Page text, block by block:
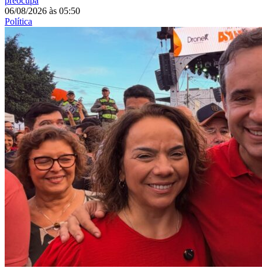
06/08/2026 às 05:50
Política